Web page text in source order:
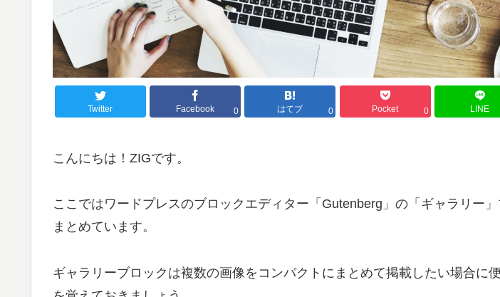
Twitter Facebook 0 はてブ 0 Pocket 0 LINE
こんにちは！ZIGです。
ここではワードプレスのブロックエディター「Gutenberg」の「ギャラリー
まとめています。
ギャラリーブロックは複数の画像をコンパクトにまとめて掲載したい場合に